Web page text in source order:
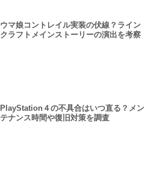
ウマ娘コントレイル実装の伏線？ライン
クラフトメインストーリーの演出を考察
PlayStation４の不具合はいつ直る？メン
テナンス時間や復旧対策を調査